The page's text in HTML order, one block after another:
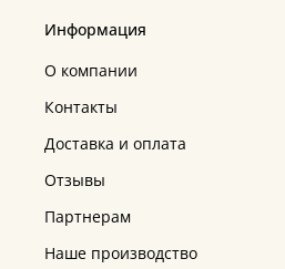
Информация
О компании
Контакты
Доставка и оплата
Отзывы
Партнерам
Наше производство